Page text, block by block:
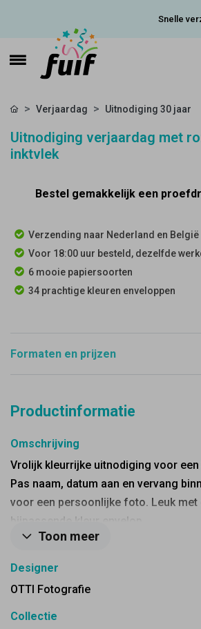
Snelle
Verjaardag Uitnodiging 30 jaar
Uitnodiging verjaardag met
inktvlek
Bestel gemakkelijk een
Verzending naar Nederland en België
Voor 18:00 uur besteld, dezelfde
6 mooie papiersoorten
34 prachtige kleuren enveloppen
Formaten en prijzen
Productinformatie
Omschrijving
Vrolijk kleurrijke uitnodiging voor een
Pas naam, datum aan en vervang
voor een persoonlijke foto. Leuk met
bijpassende kleur envelop.
Toon meer
Designer
OTTI Fotografie
Collectie